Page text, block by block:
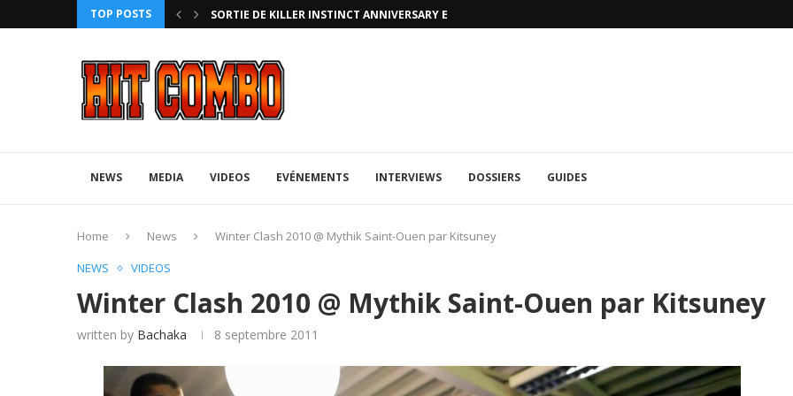
TOP POSTS UFA 2023 (PHOTOS)
NEWS MEDIA VIDEOS EVÉNEMENTS INTERVIEWS DOSSIERS GUIDES
Home News
Winter Clash 2010 @ Mythik Saint-Ouen par Kitsuney
NEWS
VIDEOS
Winter Clash 2010 @ Mythik Saint-Ouen par Kitsuney
written by Bachaka 8 septembre 2011